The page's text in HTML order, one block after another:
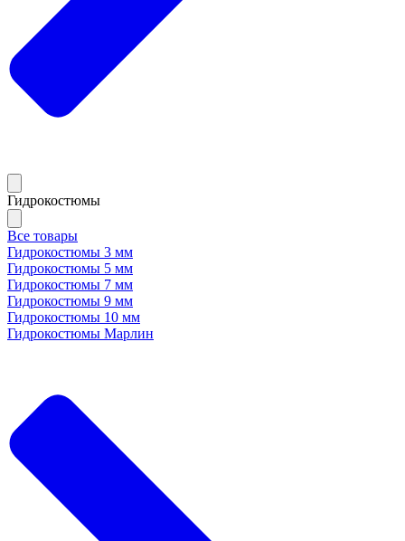
Гидрокостюмы
Все товары
Гидрокостюмы 3 мм
Гидрокостюмы 5 мм
Гидрокостюмы 7 мм
Гидрокостюмы 9 мм
Гидрокостюмы 10 мм
Гидрокостюмы Марлин